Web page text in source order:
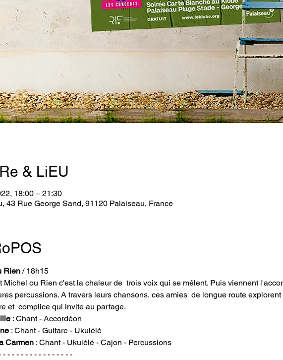
& LiEU
18:00 – 21:30
43 Rue George Sand, 91120 Palaiseau, France
Rien / 18h15
Michel ou Rien c'est la chaleur de  trois voix qui se mêlent. Puis viennent
percussions. A travers leurs chansons, ces amies  de longue route
et  complice qui invite au partage.
: Chant - Accordéon
: Chant - Guitare - Ukulélé
Carmen : Chant - Ukulélé - Cajon - Percussions
- - - - - - - - - - - - - - - -